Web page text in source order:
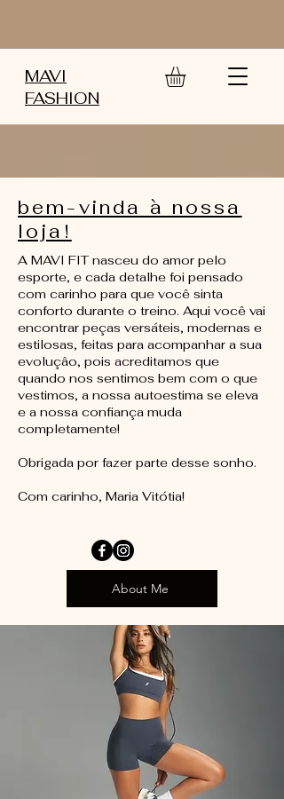
MAVI
FASHION
bem-vinda à nossa
loja!
A MAVI FIT nasceu do amor pelo
esporte, e cada detalhe foi pensado
com carinho para que você sinta
conforto durante o treino. Aqui você vai
encontrar peças versáteis, modernas e
estilosas, feitas para acompanhar a sua
evoluçâo, pois acreditamos que
quando nos sentimos bem com o que
vestimos, a nossa autoestima se eleva
e a nossa confiança muda
completamente!
Obrigada por fazer parte desse sonho.
Com carinho, Maria Vitótia!
About Me